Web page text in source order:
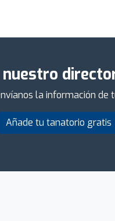
nuestro
la información
Añade tu tanatorio gratis